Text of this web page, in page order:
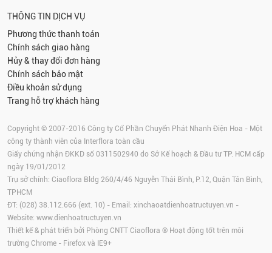
THÔNG TIN DỊCH VỤ
Phương thức thanh toán
Chính sách giao hàng
Hủy & thay đổi đơn hàng
Chính sách bảo mật
Điều khoản sử dụng
Trang hỗ trợ khách hàng
Copyright © 2007-2016 Công ty Cổ Phần Chuyển Phát Nhanh Điện Hoa - Một
công ty thành viên của Interflora toàn cầu
Giấy chứng nhận ĐKKD số 0311502940 do Sở Kế hoạch & Đầu tư TP. HCM cấp
ngày 19/01/2012
Trụ sở chính: Ciaoflora Bldg 260/4/46 Nguyễn Thái Bình, P.12, Quận Tân Bình,
TPHCM
ĐT: (028) 38.112.666 (ext. 10) - Email: xinchaoatdienhoatructuyen.vn -
Website: www.dienhoatructuyen.vn
Thiết kế & phát triển bởi Phòng CNTT Ciaoflora ® Hoạt động tốt trên môi
trường Chrome - Firefox và IE9+